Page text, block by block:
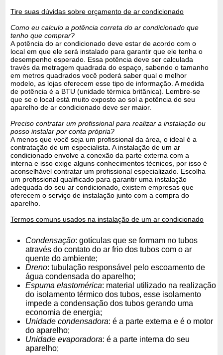
Tire suas dúvidas sobre orçamento de ar condicionado
Como eu calculo a potência correta do ar condicionado que
tenho que comprar?
A potência do ar condicionado deve estar de acordo com o
local em que ele será instalado para garantir que ele tenha o
desempenho esperado. Essa potência deve ser calculada
través da metragem quadrada do espaço, sabendo o tamanho
em metros quadrados você poderá saber qual o melhor
modelo, as lojas oferecem esse tipo de informação. A medida
de potência é a BTU (unidade térmica britânica). Lembre-se
que se o local está muito exposto ao sol a potência do seu
aparelho de ar condicionado deve ser maior.
Preciso contratar um profissional para realizar a instalação ou
posso instalar por conta própria?
A menos que você seja um profissional da área, o ideal é a
contratação de um especialista. A instalação de um ar
condicionado envolve a conexão da parte externa com a
interna e isso exige alguns conhecimentos técnicos, por isso é
aconselhável contratar um profissional especializado. Escolha
um profissional qualificado para garantir uma instalação
adequada do seu ar condicionado, existem empresas que
oferecem o serviço de instalação junto com a compra do
aparelho.
Termos comuns usados na instalação de um ar condicionado
Condensação: gotículas que se formam no tubos
através do contato do ar frio dos tubos com o ar
quente do ambiente;
Dreno: tubulação responsável pelo escoamento de
água condensada do aparelho;
Espuma elastomérica: material utilizado na realização
do isolamento térmico dos tubos, esse isolamento
impede a condensação dos tubos gerando uma
economia de energia;
Unidade condensadora: é a parte externa e é o motor
do aparelho;
Unidade evaporadora: é a parte interna do seu
aparelho;